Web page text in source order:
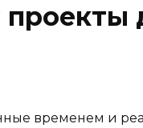
временем и